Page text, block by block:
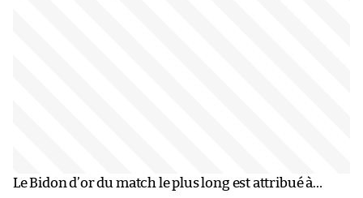
Le Bidon d’or du match le plus long est attribué à…